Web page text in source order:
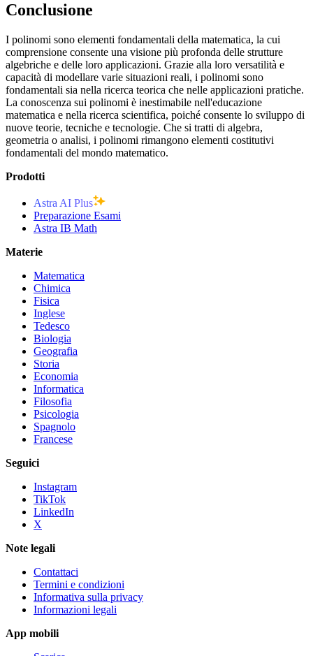
Conclusione
I polinomi sono elementi fondamentali della matematica, la cui
comprensione consente una visione più profonda delle strutture
algebriche e delle loro applicazioni. Grazie alla loro versatilità e
capacità di modellare varie situazioni reali, i polinomi sono
fondamentali sia nella ricerca teorica che nelle applicazioni pratiche.
La conoscenza sui polinomi è inestimabile nell'educazione
matematica e nella ricerca scientifica, poiché consente lo sviluppo di
nuove teorie, tecniche e tecnologie. Che si tratti di algebra,
geometria o analisi, i polinomi rimangono elementi costitutivi
fondamentali del mondo matematico.
Prodotti
Astra AI Plus
Preparazione Esami
Astra IB Math
Materie
Matematica
Chimica
Fisica
Inglese
Tedesco
Biologia
Geografia
Storia
Economia
Informatica
Filosofia
Psicologia
Spagnolo
Francese
Seguici
Instagram
TikTok
LinkedIn
X
Note legali
Contattaci
Termini e condizioni
Informativa sulla privacy
Informazioni legali
App mobili